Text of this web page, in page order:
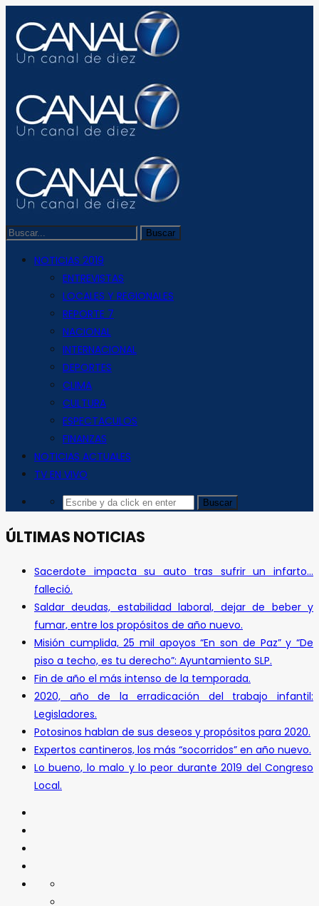
NOTICIAS 2019
ENTREVISTAS
LOCALES Y REGIONALES
REPORTE 7
NACIONAL
INTERNACIONAL
DEPORTES
CLIMA
CULTURA
ESPECTACULOS
FINANZAS
NOTICIAS ACTUALES
TV EN VIVO
ÚLTIMAS NOTICIAS
Sacerdote impacta su auto tras sufrir un infarto…
falleció.
Saldar deudas, estabilidad laboral, dejar de beber y
fumar, entre los propósitos de año nuevo.
Misión cumplida, 25 mil apoyos “En son de Paz” y “De
piso a techo, es tu derecho”: Ayuntamiento SLP.
Fin de año el más intenso de la temporada.
2020, año de la erradicación del trabajo infantil:
Legisladores.
Potosinos hablan de sus deseos y propósitos para 2020.
Expertos cantineros, los más “socorridos” en año nuevo.
Lo bueno, lo malo y lo peor durante 2019 del Congreso
Local.